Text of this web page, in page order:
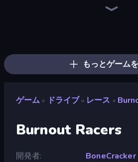
もっとゲーム
ゲーム » ドライブ » レース »
Burnout Racers
開発者
BoneCracker